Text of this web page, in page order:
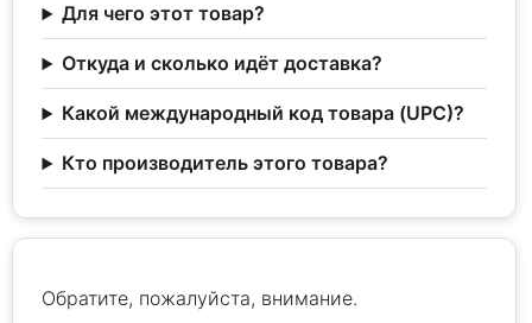
Для чего этот товар?
Откуда и сколько идёт доставка?
Какой международный код товара (UPC)?
Кто производитель этого товара?
Обратите, пожалуйста, внимание.